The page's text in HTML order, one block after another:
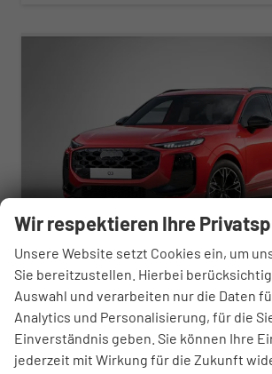
Audi Q3
S Line 1.5 TFSI 7-Gang tronic
unverbindliche Lieferzeit: 07.10.2026 Neuwagen
Wir respektieren Ihre
Unsere Website setzt Cookies ein, um
Sie bereitzustellen. Hierbei
Auswahl und verarbeiten nur die Daten
Analytics und Personalisierung, für die
Einverständnis geben. Sie können Ihre
jederzeit mit Wirkung für die Zukunft